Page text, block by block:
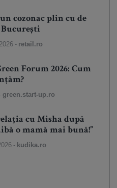
un cozonac plin cu de
- retail.ro
Forum 2026: Cum
green.start-up.ro
cu Misha după
o mamă mai bună!”
- kudika.ro